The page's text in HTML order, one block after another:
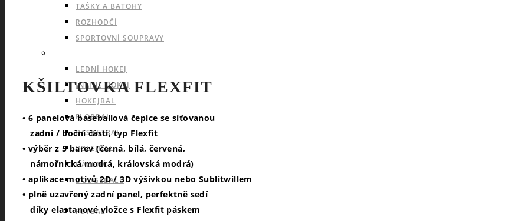
TAŠKY A BATOHY
ROZHODČÍ
SPORTOVNÍ SOUPRAVY
LEDNÍ HOKEJ
INLINE HOKEJ
HOKEJBAL
FLORBAL
BASKETBAL
VOLEJBAL
HÁZENÁ
DODGEBALL
OUTDOOROVÉ TÝMOVÉ SPORTY
FOTBAL
KŠILTOVKA FLEXFIT
• 6 panelová baseballová čepice se síťovanou
zadní / boční částí, typ Flexfit
• výběr z 5 barev (černá, bílá, červená,
námořnická modrá, královská modrá)
• aplikace motivů 2D / 3D výšivkou nebo Sublitwillem
• plně uzavřený zadní panel, perfektně sedí
díky elastanové vložce s Flexfit páskem